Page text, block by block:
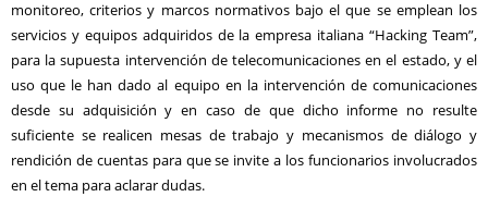
monitoreo, criterios y marcos normativos bajo el que se emplean los
servicios y equipos adquiridos de la empresa italiana “Hacking Team”,
para la supuesta intervención de telecomunicaciones en el estado, y el
uso que le han dado al equipo en la intervención de comunicaciones
desde su adquisición y en caso de que dicho informe no resulte
suficiente se realicen mesas de trabajo y mecanismos de diálogo y
rendición de cuentas para que se invite a los funcionarios involucrados
en el tema para aclarar dudas.